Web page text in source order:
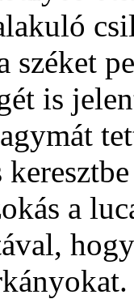
széket
is
a